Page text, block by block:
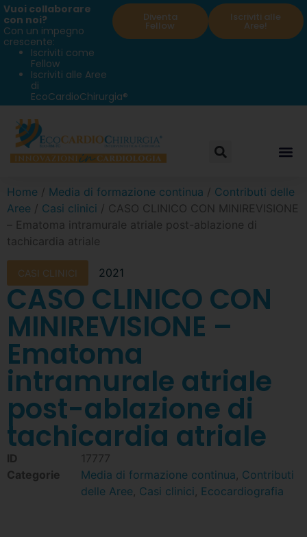
Vuoi collaborare
con noi?
Con un impegno
crescente:
Iscriviti come
Fellow
Iscriviti alle Aree
di
EcoCardioChirurgia®
Diventa
Fellow
Iscriviti alle
Aree!
Home / Media di formazione continua / Contributi delle
Aree / Casi clinici / CASO CLINICO CON MINIREVISIONE
– Ematoma intramurale atriale post-ablazione di
tachicardia atriale
CASI CLINICI 2021
CASO CLINICO CON
MINIREVISIONE –
Ematoma
intramurale atriale
post-ablazione di
tachicardia atriale
ID
17777
Categorie
Media di formazione continua, Contributi
delle Aree, Casi clinici, Ecocardiografia